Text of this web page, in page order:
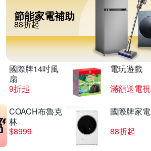
節能家電補助
88折起
國際牌14吋風
扇
9折起
電玩遊戲
滿額送電視
COACH布魯克
林
$8999
國際牌家電
88折起